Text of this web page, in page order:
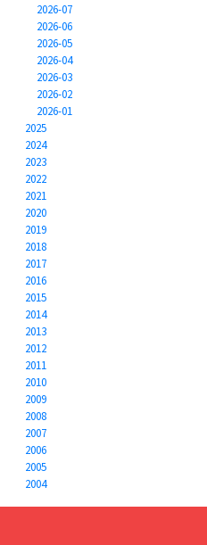
2026-07
2026-06
2026-05
2026-04
2026-03
2026-02
2026-01
2025
2024
2023
2022
2021
2020
2019
2018
2017
2016
2015
2014
2013
2012
2011
2010
2009
2008
2007
2006
2005
2004